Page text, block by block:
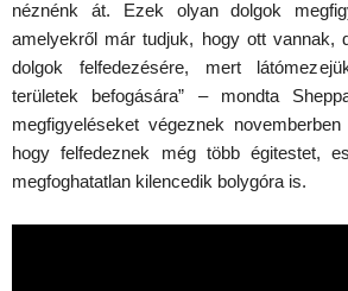
néznénk át. Ezek olyan dolgok
amelyekről már tudjuk, hogy ott vannak,
dolgok felfedezésére, mert
területek befogására” – mondta
megfigyeléseket végeznek
hogy felfedeznek még több égitestet,
megfoghatatlan kilencedik bolygóra is.